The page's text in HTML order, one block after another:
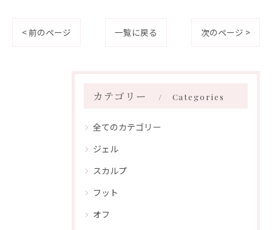
< 前のページ 一覧に戻る 次のページ >
カテゴリー Categories
全てのカテゴリー
ジェル
スカルプ
フット
オフ